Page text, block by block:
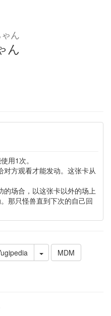
ん
ん
用1次。
方观看才能发动。这张卡从
场合，以这张卡以外的场上
那只怪兽直到下次的自己回
MDM